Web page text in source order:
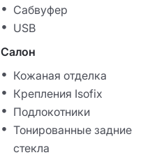
Сабвуфер
USB
Салон
Кожаная отделка
Крепления Isofix
Подлокотники
Тонированные задние
стекла